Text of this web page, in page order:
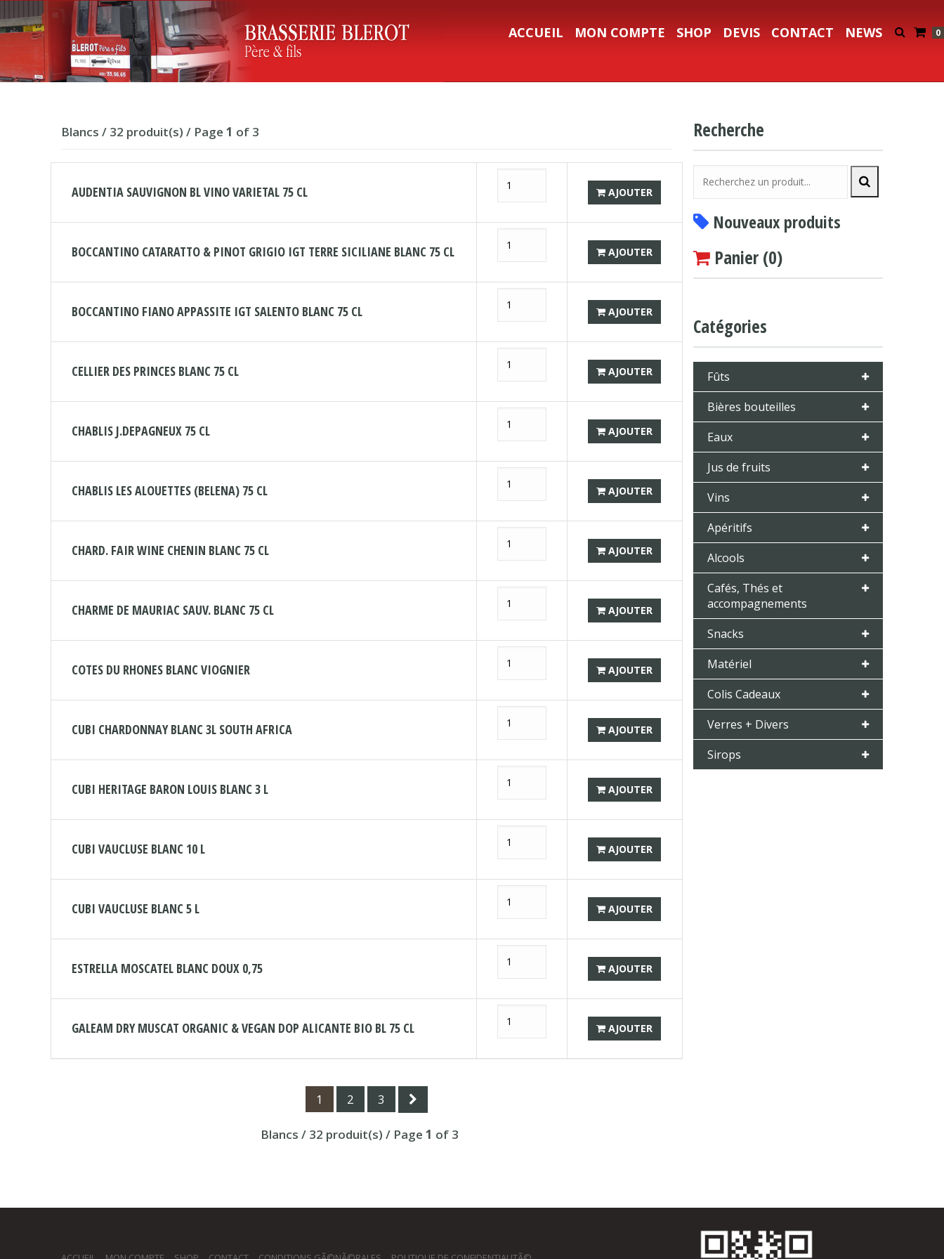
0
ACCUEIL MON COMPTE SHOP DEVIS CONTACT NEWS
Blancs / 32 produit(s) / Page 1 of 3
AUDENTIA SAUVIGNON BL VINO VARIETAL 75 CL AJOUTER
BOCCANTINO CATARATTO & PINOT GRIGIO IGT TERRE SICILIANE BLANC 75 CL AJOUTER
BOCCANTINO FIANO APPASSITE IGT SALENTO BLANC 75 CL AJOUTER
CELLIER DES PRINCES BLANC 75 CL AJOUTER
CHABLIS J.DEPAGNEUX 75 CL AJOUTER
CHABLIS LES ALOUETTES (BELENA) 75 CL AJOUTER
CHARD. FAIR WINE CHENIN BLANC 75 CL AJOUTER
CHARME DE MAURIAC SAUV. BLANC 75 CL AJOUTER
COTES DU RHONES BLANC VIOGNIER AJOUTER
CUBI CHARDONNAY BLANC 3L SOUTH AFRICA AJOUTER
CUBI HERITAGE BARON LOUIS BLANC 3 L AJOUTER
CUBI VAUCLUSE BLANC 10 L AJOUTER
CUBI VAUCLUSE BLANC 5 L AJOUTER
ESTRELLA MOSCATEL BLANC DOUX 0,75 AJOUTER
GALEAM DRY MUSCAT ORGANIC & VEGAN DOP ALICANTE BIO BL 75 CL AJOUTER
1 2 3
Blancs / 32 produit(s) / Page 1 of 3
Recherche
Nouveaux produits
Panier (0)
Catégories
Fûts
Bières bouteilles
Eaux
Jus de fruits
Vins
Apéritifs
Alcools
Cafés, Thés et
accompagnements
Snacks
Matériel
Colis Cadeaux
Verres + Divers
Sirops